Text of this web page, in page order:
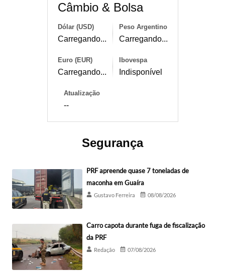
Câmbio & Bolsa
Dólar (USD)
Carregando...
Peso Argentino
Carregando...
Euro (EUR)
Carregando...
Ibovespa
Indisponível
Atualização
--
Segurança
PRF apreende quase 7 toneladas de
maconha em Guaíra
Gustavo Ferreira 08/08/2026
Carro capota durante fuga de fiscalização
da PRF
Redação 07/08/2026